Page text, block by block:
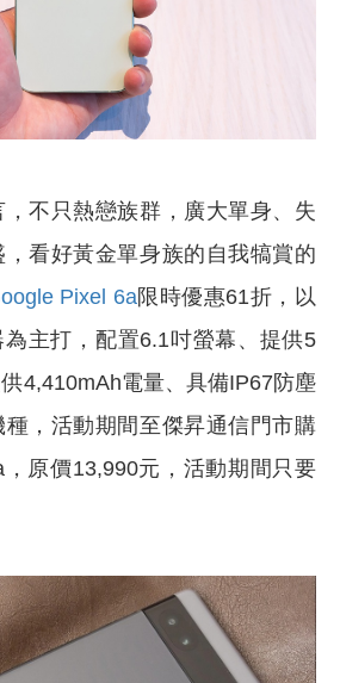
只熱戀族群，廣大單身、失
看好黃金單身族的自我犒賞的
Pixel 6a限時優惠61折，以
為主打，配置6.1吋螢幕、提供5
4,410mAh電量、具備IP67防塵
，活動期間至傑昇通信門市購
原價13,990元，活動期間只要